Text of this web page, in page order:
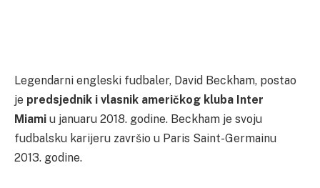
Legendarni engleski fudbaler, David Beckham, postao
je predsjednik i vlasnik američkog kluba Inter
Miami u januaru 2018. godine. Beckham je svoju
fudbalsku karijeru završio u Paris Saint-Germainu
2013. godine.